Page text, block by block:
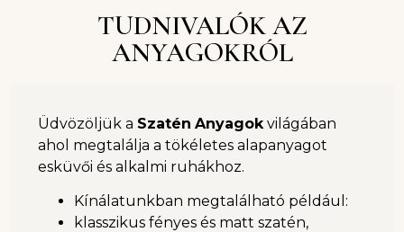
TUDNIVALÓK AZ
ANYAGOKRÓL
Üdvözöljük a Szatén Anyagok világában
ahol megtalálja a tökéletes alapanyagot
esküvői és alkalmi ruhákhoz.
Kínálatunkban megtalálható például:
klasszikus fényes és matt szatén,